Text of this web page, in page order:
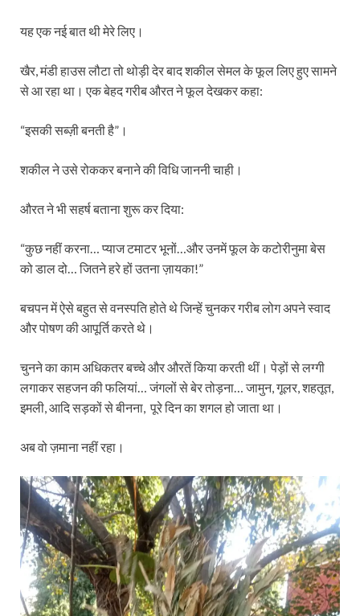
यह एक नई बात थी मेरे लिए।
खैर, मंडी हाउस लौटा तो थोड़ी देर बाद शकील सेमल के फूल लिए हुए सामने
से आ रहा था। एक बेहद गरीब औरत ने फूल देखकर कहा:
“इसकी सब्ज़ी बनती है”।
शकील ने उसे रोककर बनाने की विधि जाननी चाही।
औरत ने भी सहर्ष बताना शुरू कर दिया:
“कुछ नहीं करना… प्याज टमाटर भूनों…और उनमें फूल के कटोरीनुमा बेस
को डाल दो… जितने हरे हों उतना ज़ायका!”
बचपन में ऐसे बहुत से वनस्पति होते थे जिन्हें चुनकर गरीब लोग अपने स्वाद
और पोषण की आपूर्ति करते थे।
चुनने का काम अधिकतर बच्चे और औरतें किया करती थीं। पेड़ों से लग्गी
लगाकर सहजन की फलियां… जंगलों से बेर तोड़ना… जामुन, गूलर, शहतूत,
इमली, आदि सड़कों से बीनना, पूरे दिन का शगल हो जाता था।
अब वो ज़माना नहीं रहा।